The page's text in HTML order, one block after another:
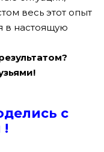
весь этот опыт
в настоящую
лись с
!